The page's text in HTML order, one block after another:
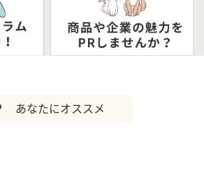
あなたにオススメ